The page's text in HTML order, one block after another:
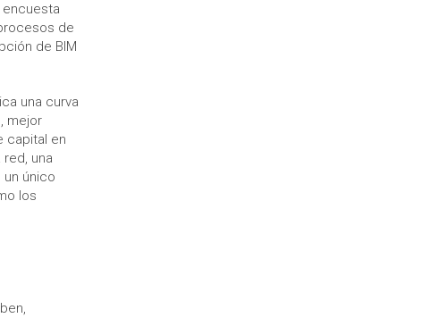
de
de BIM
una curva
mejor
capital en
una
único
los